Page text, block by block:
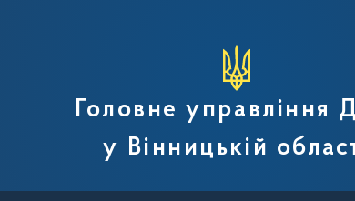
податкової служби
Головне управління
у Вінницькій